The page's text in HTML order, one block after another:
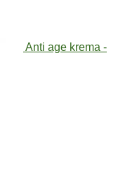
Anti age krema -